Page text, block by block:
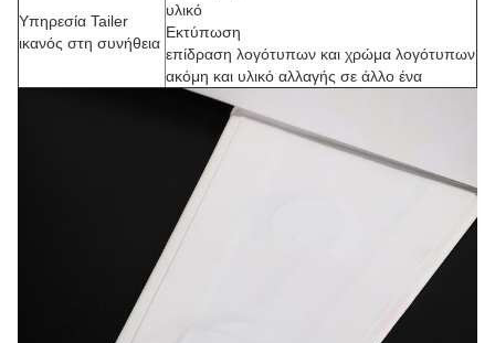
Υπηρεσία Tailer
ικανός στη συνήθεια
υλικό
Εκτύπωση
επίδραση λογότυπων και χρώμα λογότυπων
ακόμη και υλικό αλλαγής σε άλλο ένα